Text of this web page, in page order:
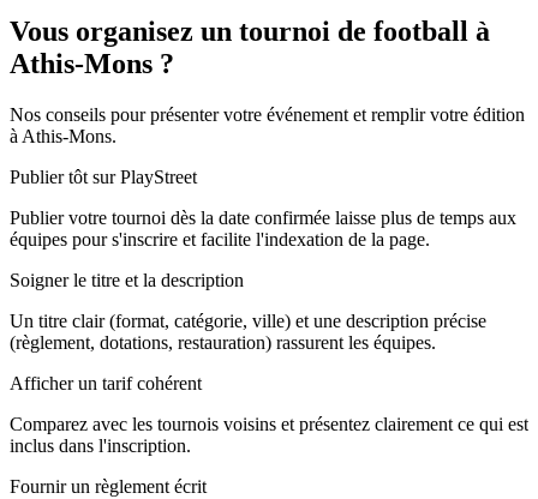
Vous organisez un tournoi de football à
Athis-Mons ?
Nos conseils pour présenter votre événement et remplir votre édition
à Athis-Mons.
Publier tôt sur PlayStreet
Publier votre tournoi dès la date confirmée laisse plus de temps aux
équipes pour s'inscrire et facilite l'indexation de la page.
Soigner le titre et la description
Un titre clair (format, catégorie, ville) et une description précise
(règlement, dotations, restauration) rassurent les équipes.
Afficher un tarif cohérent
Comparez avec les tournois voisins et présentez clairement ce qui est
inclus dans l'inscription.
Fournir un règlement écrit